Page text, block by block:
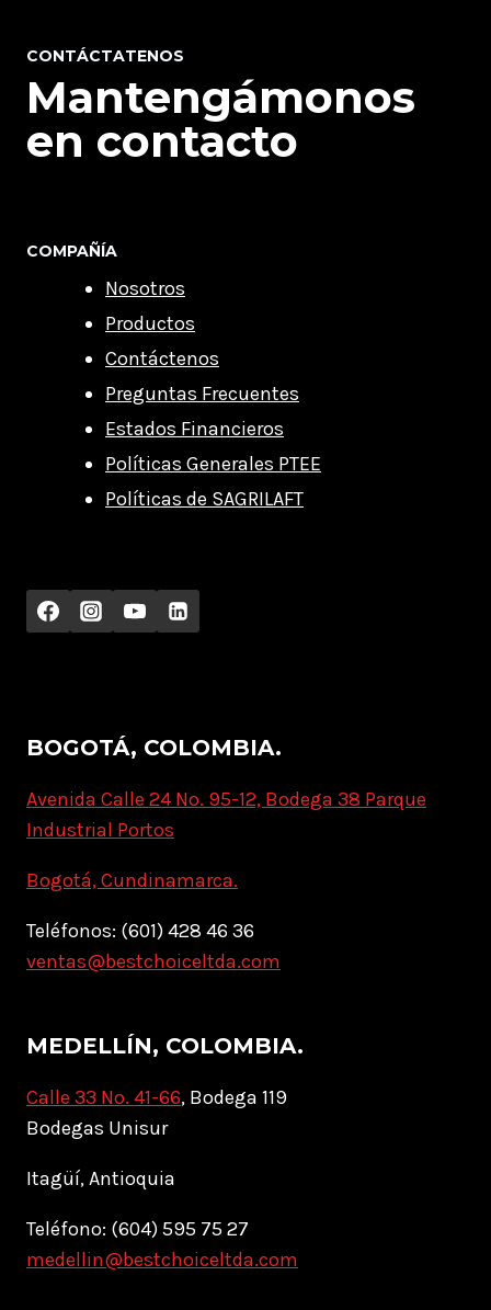
CONTÁCTATENOS
Mantengámonos
en contacto
COMPAÑÍA
Nosotros
Productos
Contáctenos
Preguntas Frecuentes
Estados Financieros
Políticas Generales PTEE
Políticas de SAGRILAFT
BOGOTÁ, COLOMBIA.
Avenida Calle 24 No. 95-12, Bodega 38 Parque
Industrial Portos
Bogotá, Cundinamarca.
Teléfonos: (601) 428 46 36
ventas@bestchoiceltda.com
MEDELLÍN, COLOMBIA.
Calle 33 No. 41-66, Bodega 119
Bodegas Unisur
Itagüí, Antioquia
Teléfono: (604) 595 75 27
medellin@bestchoiceltda.com